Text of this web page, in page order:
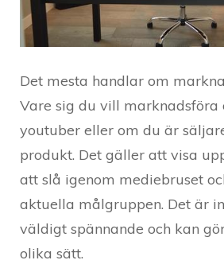
Det mesta handlar om
Vare sig du vill marknadsföra
youtuber eller om du är
produkt. Det gäller att visa
att slå igenom mediebruset
aktuella målgruppen. Det är
väldigt spännande och kan
olika sätt.